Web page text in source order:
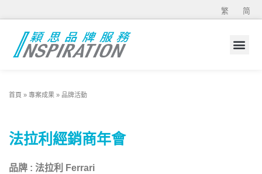
繁 简
首頁 » 專案成果 » 品牌活動
法拉利經銷商年會
品牌 : 法拉利 Ferrari